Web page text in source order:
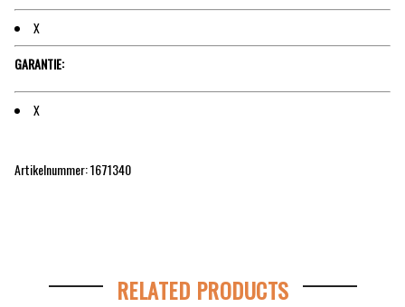
X
GARANTIE:
X
Artikelnummer: 1671340
RELATED PRODUCTS